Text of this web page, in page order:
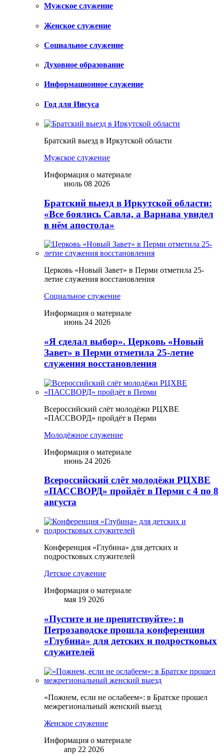
Мужское служение
Женское служение
Социальное служение
Духовное образование
Информационное служение
Год для Иисуса
Братский выезд в Иркутской области
Мужское служение
Информация о материале
июль 08 2026
Братский выезд в Иркутской области:
«Все боялись Савла, а Варнава увидел
в нём апостола»
Церковь «Новый Завет» в Перми отметила 25-
летие служения восстановления
Социальное служение
Информация о материале
июнь 24 2026
«Я сделал выбор». Церковь «Новый
Завет» в Перми отметила 25-летие
служения восстановления
Всероссийский слёт молодёжи РЦХВЕ
«ПАССВОРД» пройдёт в Перми
Молодёжное служение
Информация о материале
июнь 24 2026
Всероссийский слёт молодёжи РЦХВЕ
«ПАССВОРД» пройдёт в Перми с 4 по 8
августа
Конференция «Глубина» для детских и
подростковых служителей
Детское служение
Информация о материале
мая 19 2026
«Пустите и не препятствуйте»: в
Петрозаводске прошла конференция
«Глубина» для детских и подростковых
служителей
«Пожнем, если не ослабеем»: в Братске прошел
межрегиональный женский выезд
Женское служение
Информация о материале
апр 22 2026